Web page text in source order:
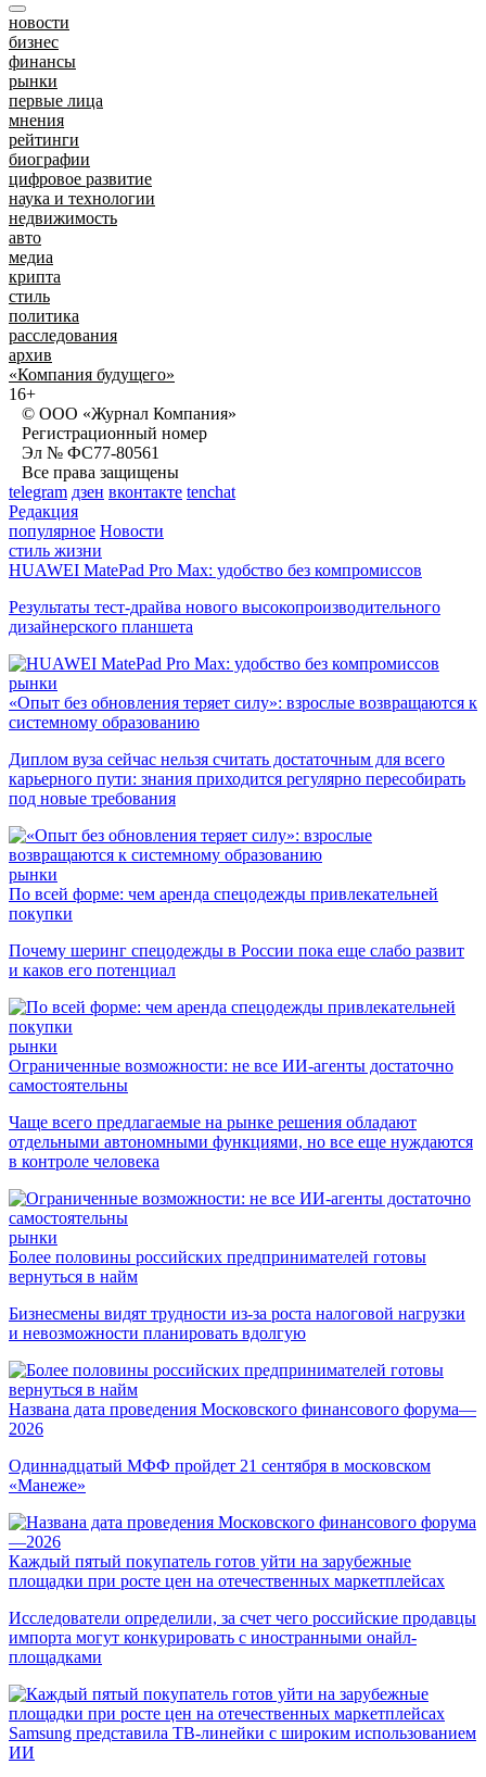
новости
бизнес
финансы
рынки
первые лица
мнения
рейтинги
биографии
цифровое развитие
наука и технологии
недвижимость
авто
медиа
крипта
стиль
политика
расследования
архив
«Компания будущего»
16+
© ООО «Журнал Компания»
Регистрационный номер
Эл № ФС77-80561
Все права защищены
telegram дзен вконтакте tenchat
Редакция
популярное Новости
стиль жизни
HUAWEI MatePad Pro Max: удобство без компромиссов
Результаты тест-драйва нового высокопроизводительного
дизайнерского планшета
рынки
«Опыт без обновления теряет силу»: взрослые возвращаются к
системному образованию
Диплом вуза сейчас нельзя считать достаточным для всего
карьерного пути: знания приходится регулярно пересобирать
под новые требования
рынки
По всей форме: чем аренда спецодежды привлекательней
покупки
Почему шеринг спецодежды в России пока еще слабо развит
и каков его потенциал
рынки
Ограниченные возможности: не все ИИ-агенты достаточно
самостоятельны
Чаще всего предлагаемые на рынке решения обладают
отдельными автономными функциями, но все еще нуждаются
в контроле человека
рынки
Более половины российских предпринимателей готовы
вернуться в найм
Бизнесмены видят трудности из-за роста налоговой нагрузки
и невозможности планировать вдолгую
Названа дата проведения Московского финансового форума—
2026
Одиннадцатый МФФ пройдет 21 сентября в московском
«Манеже»
Каждый пятый покупатель готов уйти на зарубежные
площадки при росте цен на отечественных маркетплейсах
Исследователи определили, за счет чего российские продавцы
импорта могут конкурировать с иностранными онайл-
площадками
Samsung представила ТВ-линейки с широким использованием
ИИ